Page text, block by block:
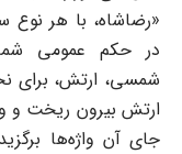
«رضاشاه، با هر نوع
شمسی، ارتش، برای
ارتش بیرون ریخت و
جای آن واژه‌ها